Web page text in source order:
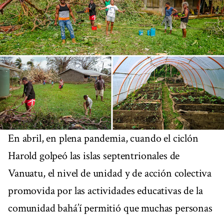
En abril, en plena pandemia, cuando el ciclón
Harold golpeó las islas septentrionales de
Vanuatu, el nivel de unidad y de acción colectiva
promovida por las actividades educativas de la
comunidad bahá’í permitió que muchas personas